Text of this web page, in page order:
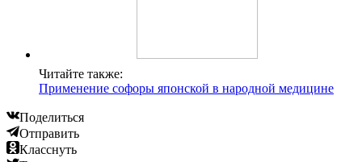
Читайте также:
Применение софоры японской в народной медицине
Поделиться
Отправить
Класснуть